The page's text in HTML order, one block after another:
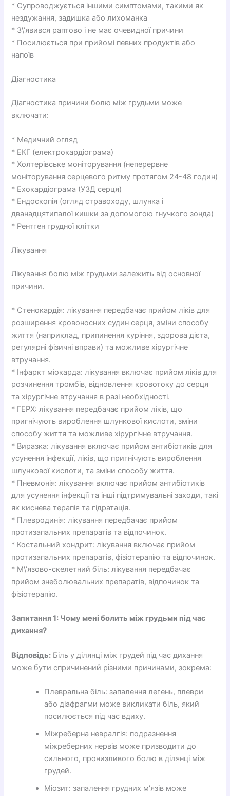
* Супроводжується іншими симптомами, такими як
нездужання, задишка або лихоманка
* З\’явився раптово і не має очевидної причини
* Посилюється при прийомі певних продуктів або
напоїв
Діагностика
Діагностика причини болю між грудьми може
включати:
* Медичний огляд
* ЕКГ (електрокардіограма)
* Холтерівське моніторування (неперервне
моніторування серцевого ритму протягом 24-48 годин)
* Ехокардіограма (УЗД серця)
* Ендоскопія (огляд стравоходу, шлунка і
дванадцятипалої кишки за допомогою гнучкого зонда)
* Рентген грудної клітки
Лікування
Лікування болю між грудьми залежить від основної
причини.
* Стенокардія: лікування передбачає прийом ліків для
розширення кровоносних судин серця, зміни способу
життя (наприклад, припинення куріння, здорова дієта,
регулярні фізичні вправи) та можливе хірургічне
втручання.
* Інфаркт міокарда: лікування включає прийом ліків для
розчинення тромбів, відновлення кровотоку до серця
та хірургічне втручання в разі необхідності.
* ГЕРХ: лікування передбачає прийом ліків, що
пригнічують вироблення шлункової кислоти, зміни
способу життя та можливе хірургічне втручання.
* Виразка: лікування включає прийом антибіотиків для
усунення інфекції, ліків, що пригнічують вироблення
шлункової кислоти, та зміни способу життя.
* Пневмонія: лікування включає прийом антибіотиків
для усунення інфекції та інші підтримувальні заходи, такі
як киснева терапія та гідратація.
* Плевродинія: лікування передбачає прийом
протизапальних препаратів та відпочинок.
* Костальний хондрит: лікування включає прийом
протизапальних препаратів, фізіотерапію та відпочинок.
* М\’язово-скелетний біль: лікування передбачає
прийом знеболювальних препаратів, відпочинок та
фізіотерапію.
Запитання 1: Чому мені болить між грудьми під час
дихання?
Відповідь: Біль у ділянці між грудей під час дихання
може бути спричинений різними причинами, зокрема:
Плевральна біль: запалення легень, плеври
або діафрагми може викликати біль, який
посилюється під час вдиху.
Міжреберна невралгія: подразнення
міжреберних нервів може призводити до
сильного, пронизливого болю в ділянці між
грудей.
Міозит: запалення грудних м'язів може